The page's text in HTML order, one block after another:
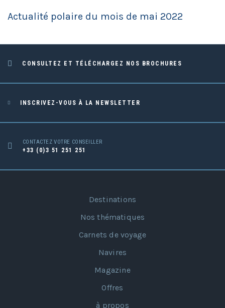
Actualité polaire du mois de mai 2022
CONSULTEZ ET TÉLÉCHARGEZ NOS BROCHURES
INSCRIVEZ-VOUS À LA NEWSLETTER
CONTACTEZ VOTRE CONSEILLER
+33 (0)3 51 251 251
Destinations
Nos thématiques
Carnets de voyage
Navires
Magazine
Offres
à propos